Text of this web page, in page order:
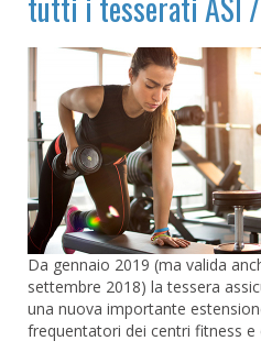
Da gennaio 2019 (ma valida
settembre 2018) la tessera
una nuova importante
frequentatori dei centri fitness e